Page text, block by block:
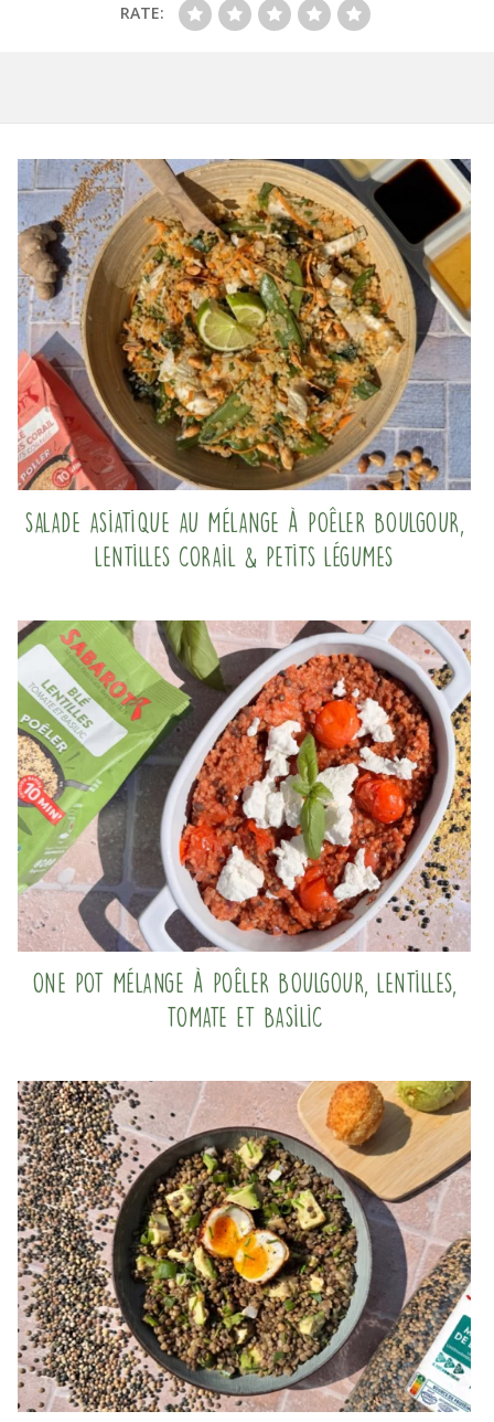
RATE:
Salade asiatique au mélange à poêler Boulgour,
Lentilles corail & Petits légumes
One pot mélange à poêler boulgour, lentilles,
tomate et basilic